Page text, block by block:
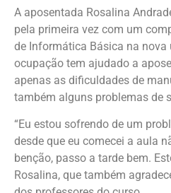
A aposentada Rosalina
pela primeira vez com um
de Informática Básica na nova
ocupação tem ajudado a
apenas as dificuldades de
também alguns problemas de
“Eu estou sofrendo de um
desde que eu comecei a aula
benção, passo a tarde bem.
Rosalina, que também